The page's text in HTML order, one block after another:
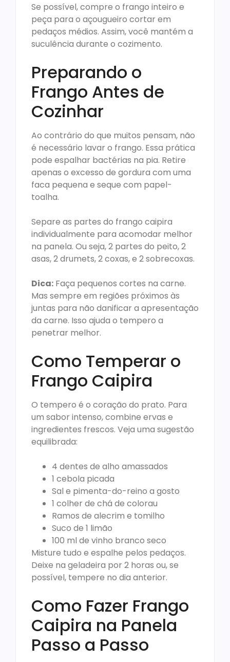
Se possível, compre o frango inteiro e
peça para o açougueiro cortar em
pedaços médios. Assim, você mantém a
suculência durante o cozimento.
Preparando o
Frango Antes de
Cozinhar
Ao contrário do que muitos pensam, não
é necessário lavar o frango. Essa prática
pode espalhar bactérias na pia. Retire
apenas o excesso de gordura com uma
faca pequena e seque com papel-
toalha.
Separe as partes do frango caipira
individualmente para acomodar melhor
na panela. Ou seja, 2 partes do peito, 2
asas, 2 drumets, 2 coxas, e 2 sobrecoxas.
Dica: Faça pequenos cortes na carne.
Mas sempre em regiões próximos às
juntas para não danificar a apresentação
da carne. Isso ajuda o tempero a
penetrar melhor.
Como Temperar o
Frango Caipira
O tempero é o coração do prato. Para
um sabor intenso, combine ervas e
ingredientes frescos. Veja uma sugestão
equilibrada:
4 dentes de alho amassados
1 cebola picada
Sal e pimenta-do-reino a gosto
1 colher de chá de colorau
Ramos de alecrim e tomilho
Suco de 1 limão
100 ml de vinho branco seco
Misture tudo e espalhe pelos pedaços.
Deixe na geladeira por 2 horas ou, se
possível, tempere no dia anterior.
Como Fazer Frango
Caipira na Panela
Passo a Passo